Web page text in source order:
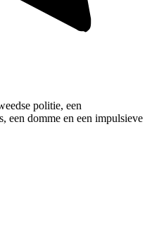
politie, een
een domme en een impulsieve